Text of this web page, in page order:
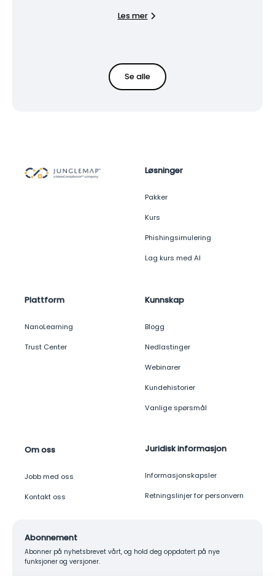
Les mer
Se alle
Løsninger
Pakker
Kurs
Phishingsimulering
Lag kurs med AI
Plattform
NanoLearning
Trust Center
Kunnskap
Blogg
Nedlastinger
Webinarer
Kundehistorier
Vanlige spørsmål
Om oss
Jobb med oss
Kontakt oss
Juridisk informasjon
Informasjonskapsler
Retningslinjer for personvern
Abonnement
Abonner på nyhetsbrevet vårt, og hold deg oppdatert på nye
funksjoner og versjoner.